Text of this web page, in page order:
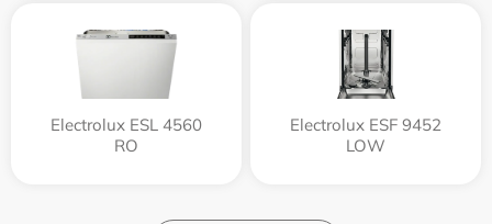
Electrolux ESL 4560
RO
Electrolux ESF 9452
LOW